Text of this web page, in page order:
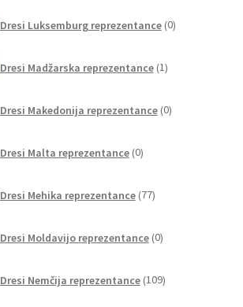
Dresi Luksemburg reprezentance 0izdelkov
Dresi Madžarska reprezentance 1izdelek
Dresi Makedonija reprezentance 0izdelkov
Dresi Malta reprezentance 0izdelkov
Dresi Mehika reprezentance 77izdelkov
Dresi Moldavijo reprezentance 0izdelkov
Dresi Nemčija reprezentance 109izdelkov